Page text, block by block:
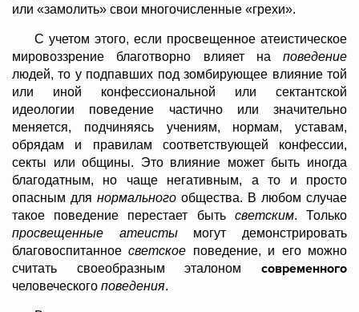
или «замолить» свои многочисленные «грехи».
С учетом этого, если просвещенное атеистическое
мировоззрение благотворно влияет на поведение
людей, то у подпавших под зомбирующее влияние той
или иной конфессиональной или сектантской
идеологии поведение частично или значительно
меняется, подчиняясь учениям, нормам, уставам,
обрядам и правилам соответствующей конфессии,
секты или общины. Это влияние может быть иногда
благодатным, но чаще негативным, а то и просто
опасным для нормального общества. В любом случае
такое поведение перестает быть светским. Только
просвещенные атеистымогут демонстрировать
благовоспитанноесветское поведение, и его можно
считать своеобразным эталоном современного
человеческого поведения.